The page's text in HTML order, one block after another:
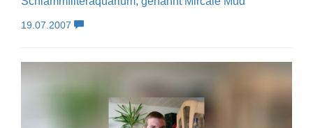
19.07.2007